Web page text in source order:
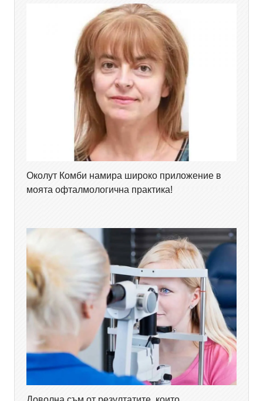
Околут Комби намира широко приложение в
моята офталмологична практика!